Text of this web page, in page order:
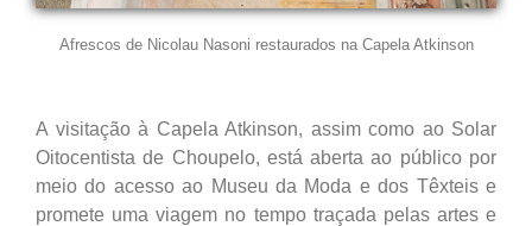
Afrescos de Nicolau Nasoni restaurados na Capela Atkinson
A visitação à Capela Atkinson, assim como ao Solar
Oitocentista de Choupelo, está aberta ao público por
meio do acesso ao Museu da Moda e dos Têxteis e
promete uma viagem no tempo traçada pelas artes e